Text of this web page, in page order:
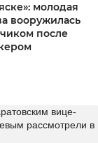
молодая
вооружилась
после